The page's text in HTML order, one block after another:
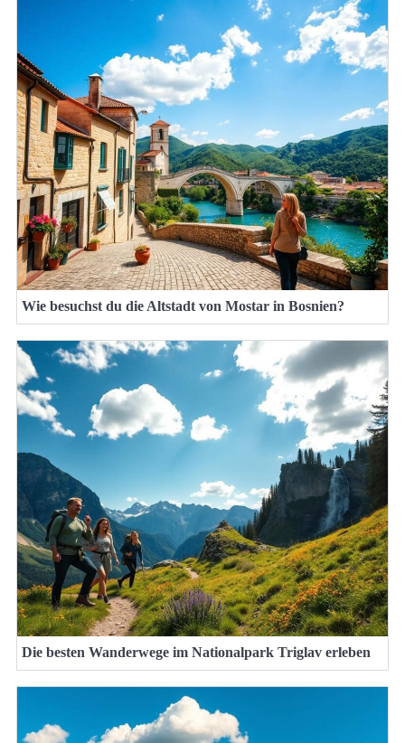
Wie besuchst du die Altstadt von Mostar in Bosnien?
Die besten Wanderwege im Nationalpark Triglav erleben